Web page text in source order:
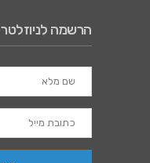
הרשמה לניוזלטר